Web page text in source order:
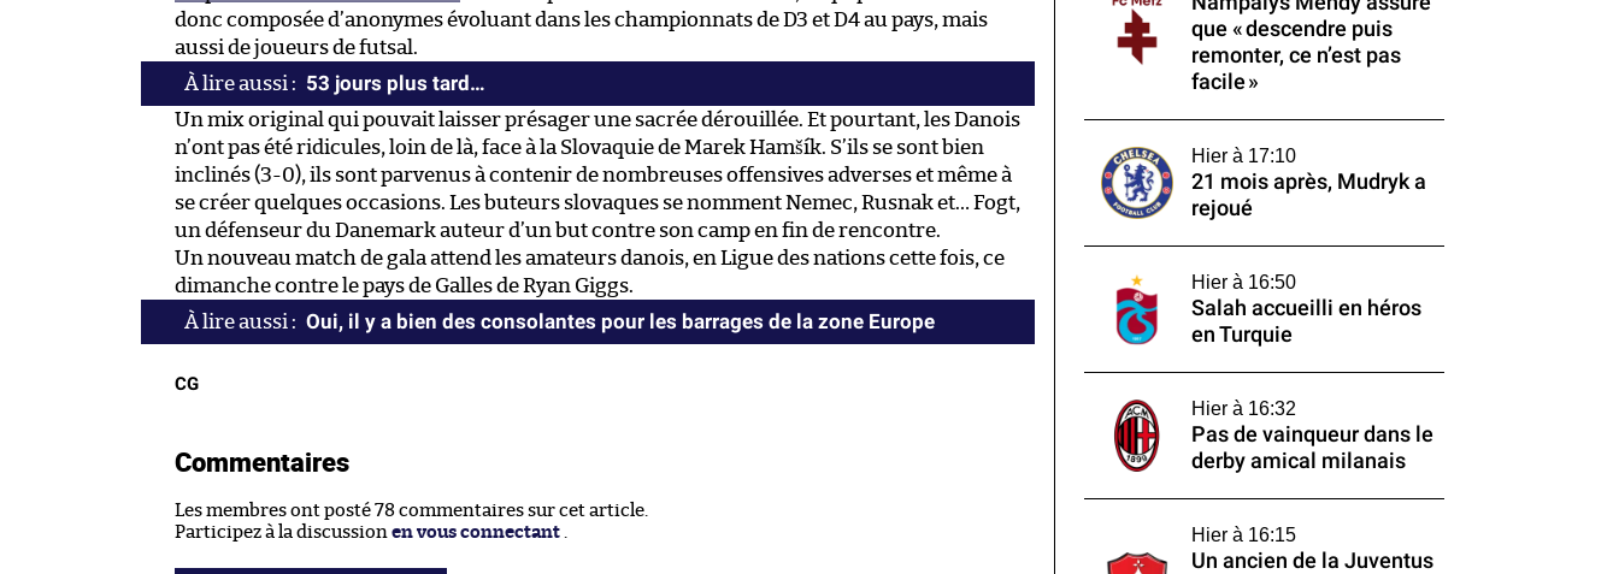
donc composée d’anonymes évoluant dans les championnats de D3 et D4 au pays, mais
aussi de joueurs de futsal.
53 jours plus tard…
Un mix original qui pouvait laisser présager une sacrée dérouillée. Et pourtant, les Danois
n’ont pas été ridicules, loin de là, face à la Slovaquie de Marek Hamšík. S’ils se sont bien
inclinés (3-0), ils sont parvenus à contenir de nombreuses offensives adverses et même à
se créer quelques occasions. Les buteurs slovaques se nomment Nemec, Rusnak et… Fogt,
un défenseur du Danemark auteur d’un but contre son camp en fin de rencontre.
Un nouveau match de gala attend les amateurs danois, en Ligue des nations cette fois, ce
dimanche contre le pays de Galles de Ryan Giggs.
Oui, il y a bien des consolantes pour les barrages de la zone Europe
CG
Commentaires
Les membres ont posté 78 commentaires sur cet article.
Participez à la discussion en vous connectant .
que « descendre puis
remonter, ce n’est pas
facile »
Hier à 17:10
21 mois après, Mudryk a
rejoué
Hier à 16:50
Salah accueilli en héros
en Turquie
Hier à 16:32
Pas de vainqueur dans le
derby amical milanais
Hier à 16:15
Un ancien de la Juventus